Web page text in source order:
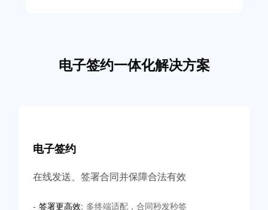
电子签约一体化解决方案
电子签约
在线发送、签署合同并保障合法有效
- 签署更高效: 多终端适配，合同秒发秒签